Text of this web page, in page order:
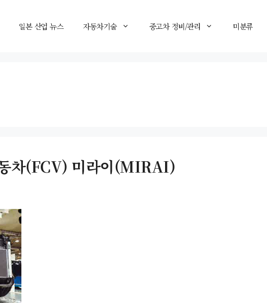
일본 산업 뉴스 자동차기술 중고차 정비/관리 미분류
차(FCV) 미라이(MIRAI)